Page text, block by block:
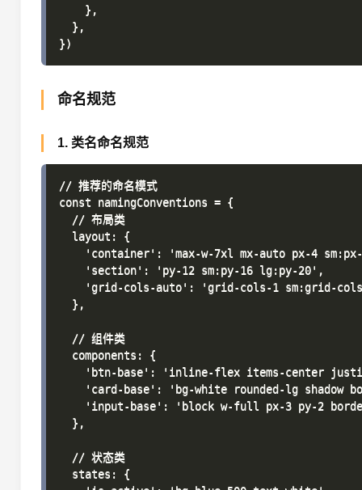
    },
  },
命名规范
1. 类名命名规范
// 推荐的命名模式
const namingConventions = {
  // 布局类
  layout: {
'container': 'max-w-7xl mx-auto px-4
    'section': 'py-12 sm:py-16 lg:py-20',
'grid-cols-auto': 'grid-cols-1 sm:grid-
  },
  // 组件类
  components: {
'btn-base': 'inline-flex items-center
'card-base': 'bg-white rounded-lg shadow
'input-base': 'block w-full px-3 py-2
  },
  // 状态类
  states: {